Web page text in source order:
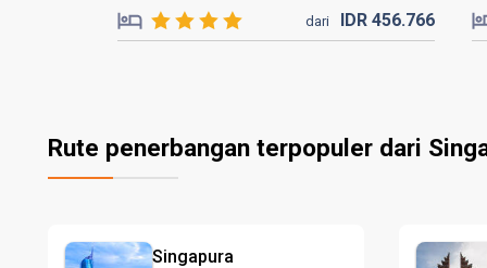
dari IDR 456.766
Rute penerbangan terpopuler dari
Singapura